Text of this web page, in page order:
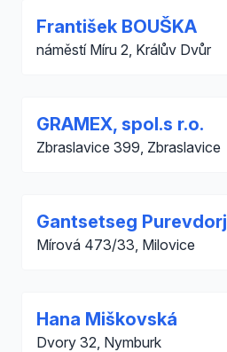
František BOUŠKA
náměstí Míru 2, Králův Dvůr
GRAMEX, spol.s r.o.
Zbraslavice 399, Zbraslavice
Gantsetseg Purevdorj
Mírová 473/33, Milovice
Hana Miškovská
Dvory 32, Nymburk